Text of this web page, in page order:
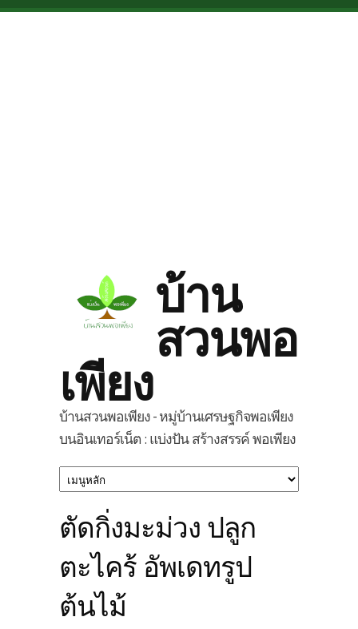
Skip to main content
บ้าน
สวนพอ
เพียง
บ้านสวนพอเพียง - หมู่บ้านเศรษฐกิจพอเพียง
บนอินเทอร์เน็ต : แบ่งปัน สร้างสรรค์ พอเพียง
ตัดกิ่งมะม่วง ปลูก
ตะไคร้ อัพเดทรูป
ต้นไม้